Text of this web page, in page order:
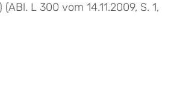
L 300 vom 14.11.2009, S. 1,